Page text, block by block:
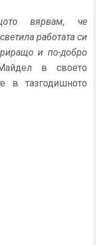
вярвам, че
работата си
и по-добро
в своето
в тазгодишното